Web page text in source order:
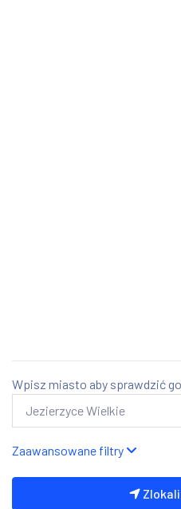
Wpisz miasto aby sprawdzić
Zaawansowane filtry